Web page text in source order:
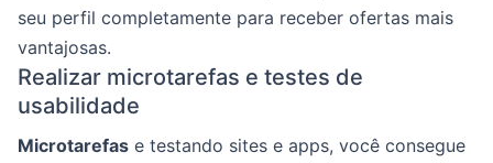
seu perfil completamente para receber ofertas mais
vantajosas.
Realizar microtarefas e testes de
usabilidade
Microtarefas e testando sites e apps, você consegue